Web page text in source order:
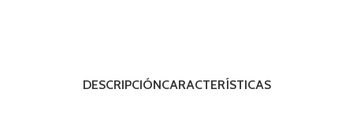
DESCRIPCIÓNCARACTERÍSTICAS